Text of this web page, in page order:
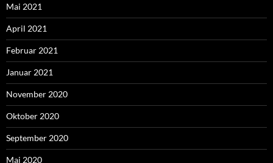
Mai 2021
April 2021
Februar 2021
Januar 2021
November 2020
Oktober 2020
September 2020
Mai 2020